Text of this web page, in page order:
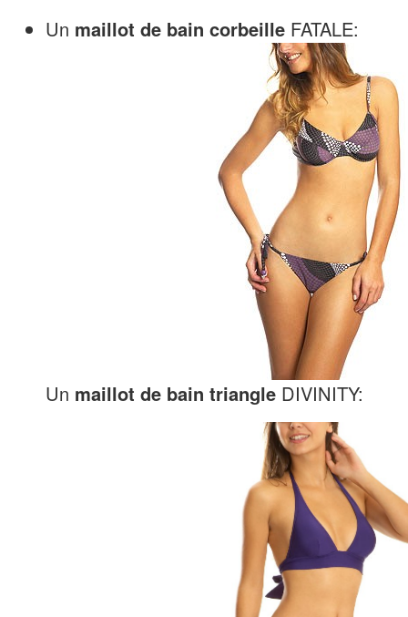
Un maillot de bain corbeille FATALE:
Un maillot de bain triangle DIVINITY: